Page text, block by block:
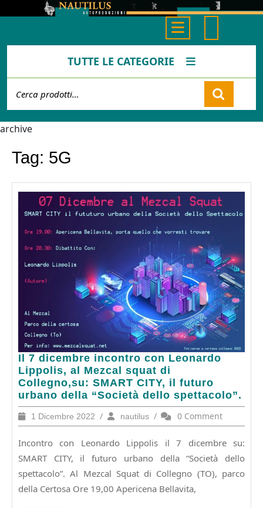
Button
TUTTE LE CATEGORIE
Cart
archive
Tag: 5G
Il 7 dicembre incontro con Leonardo
Lippolis, al Mezcal squat di
Collegno,su: SMART CITY, il futuro
urbano della “Società dello spettacolo”.
Il
7
dicembre
incontro
con
Leonardo
al
Mezcal
squat
di
Collegno,su:
1 Dicembre 2022
Dicembre
2022
/ nautilusnautilus
/ 0 Comment
Incontro con Leonardo Lippolis il 7 dicembre su:
SMART CITY, il futuro urbano della “Società dello
spettacolo”. Al Mezcal Squat di Collegno (TO), parco
della Certosa Ore 19,00 Apericena Bellavita,